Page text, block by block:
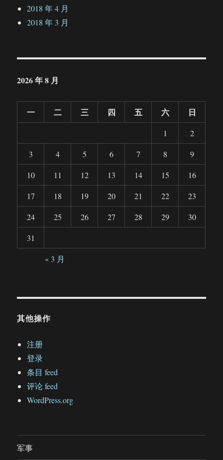
2018 年 4 月
2018 年 3 月
2026 年 8 月
一 二 三 四 五 六 日
1
2
3
4 5 6 7 8
9
10
11 12 13 14 15
16
17
18 19 20 21 22
23
24
25 26 27 28 29
30
31
« 3 月
其他操作
注册
登录
条目 feed
评论 feed
WordPress.org
军事